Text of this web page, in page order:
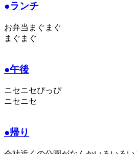
●ランチ
お弁当まぐまぐ
まぐまぐ
●午後
ニセニセぴっぴ
ニセニセ
●帰り